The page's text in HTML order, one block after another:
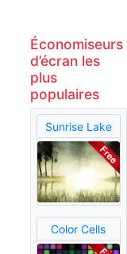
Économiseurs
d’écran les
plus
populaires
Sunrise Lake
Color Cells